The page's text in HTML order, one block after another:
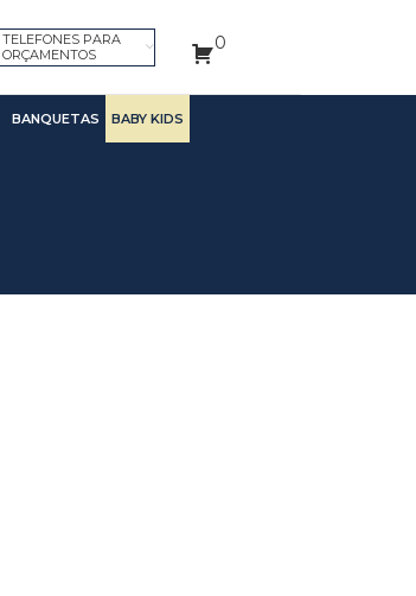
TELEFONES PARA
ORÇAMENTOS
0
BANQUETAS BABY KIDS